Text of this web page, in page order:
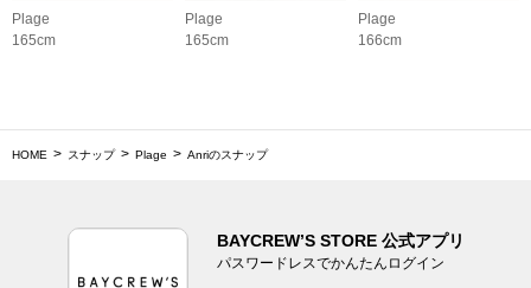
Plage
165cm
Plage
165cm
Plage
166cm
HOME スナップ Plage Anriのスナップ
BAYCREW’S STORE 公式アプリ
パスワードレスでかんたんログイン